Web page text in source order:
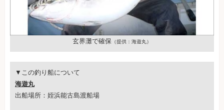
玄界灘で確保 （提供：海遊丸）
▼この釣り船について
海遊丸
出船場所：姪浜能古島渡船場